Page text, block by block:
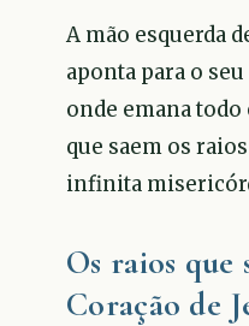
A mão esquerda
aponta para o seu
onde emana todo
que saem os
infinita
Os raios que
Coração de